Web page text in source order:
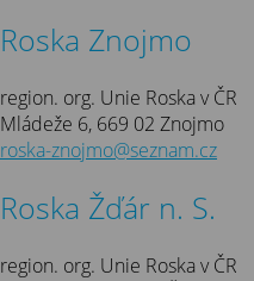
Roska Znojmo
region. org. Unie Roska v ČR
Mládeže 6, 669 02 Znojmo
roska-znojmo@seznam.cz
Roska Žďár n. S.
region. org. Unie Roska v ČR